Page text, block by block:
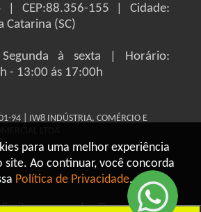
para uma melhor experiência
site. Ao continuar, você concorda
Política de Privacidade.
| CEP:88.356-155 | Cidade:
Catarina (SC)
Segunda à sexta | Horário:
- 13:00 ás 17:00h
94 | IW8 INDÚSTRIA, COMÉRCIO E
reservados Grupo IW8